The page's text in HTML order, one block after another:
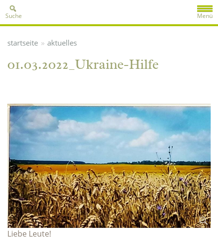
Menü
Suche
startseite » aktuelles
01.03.2022_Ukraine-Hilfe
Liebe Leute!